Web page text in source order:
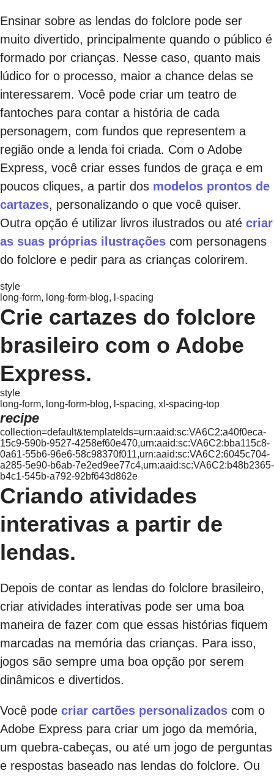
Ensinar sobre as lendas do folclore pode ser
muito divertido, principalmente quando o público é
formado por crianças. Nesse caso, quanto mais
lúdico for o processo, maior a chance delas se
interessarem. Você pode criar um teatro de
fantoches para contar a história de cada
personagem, com fundos que representem a
região onde a lenda foi criada. Com o Adobe
Express, você criar esses fundos de graça e em
poucos cliques, a partir dos modelos prontos de
cartazes, personalizando o que você quiser.
Outra opção é utilizar livros ilustrados ou até criar
as suas próprias ilustrações com personagens
do folclore e pedir para as crianças colorirem.
style
long-form, long-form-blog, l-spacing
Crie cartazes do folclore
brasileiro com o Adobe
Express.
style
long-form, long-form-blog, l-spacing, xl-spacing-top
recipe
collection=default&templateIds=urn:aaid:sc:VA6C2:a40f0eca-
15c9-590b-9527-4258ef60e470,urn:aaid:sc:VA6C2:bba115c8-
0a61-55b6-96e6-58c98370f011,urn:aaid:sc:VA6C2:6045c704-
a285-5e90-b6ab-7e2ed9ee77c4,urn:aaid:sc:VA6C2:b48b2365-
b4c1-545b-a792-92bf643d862e
Criando atividades
interativas a partir de
lendas.
Depois de contar as lendas do folclore brasileiro,
criar atividades interativas pode ser uma boa
maneira de fazer com que essas histórias fiquem
marcadas na memória das crianças. Para isso,
jogos são sempre uma boa opção por serem
dinâmicos e divertidos.
Você pode criar cartões personalizados com o
Adobe Express para criar um jogo da memória,
um quebra-cabeças, ou até um jogo de perguntas
e respostas baseado nas lendas do folclore. Ou